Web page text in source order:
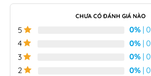
CHƯA CÓ ĐÁNH GIÁ NÀO
5 0% |
4
0% |
3
0% |
2
0% |